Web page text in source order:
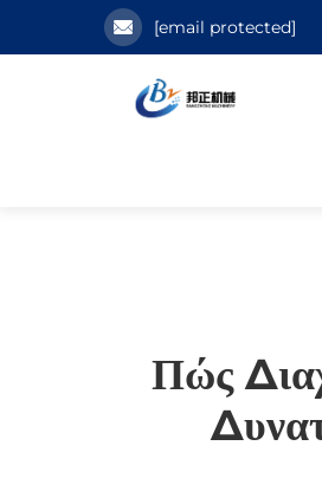
[email protected]
Πώς